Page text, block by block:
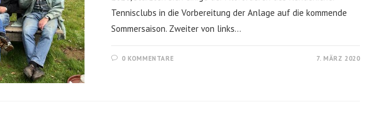
Tennisclubs in die Vorbereitung der Anlage auf die kommende
Sommersaison. Zweiter von links…
0 KOMMENTARE 7. MÄRZ 2020